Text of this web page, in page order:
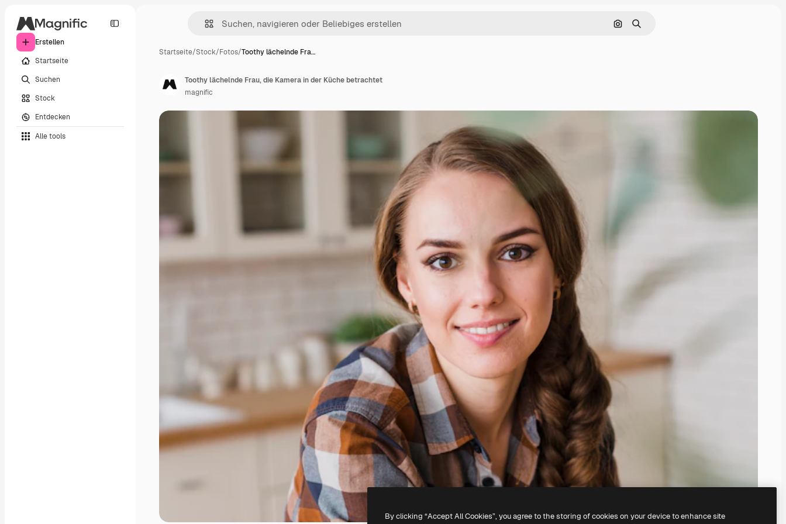
Erstellen
Startseite
Suchen
Stock
Entdecken
Alle tools
Nach Bild suchen
Suchen
Startseite/Stock/Fotos/Toothy lächelnde Fra…
Toothy lächelnde Frau, die Kamera in der Küche betrachtet
magnific
By clicking “Accept All Cookies”, you agree to the storing of cookies on your device to enhance site